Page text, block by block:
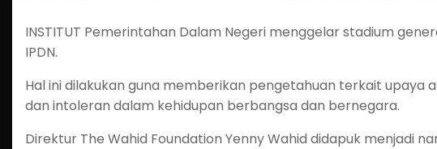
INSTITUT Pemerintahan Dalam Negeri menggelar stadium
IPDN.
Hal ini dilakukan guna memberikan pengetahuan terkait upaya
dan intoleran dalam kehidupan berbangsa dan bernegara.
Direktur The Wahid Foundation Yenny Wahid didapuk menjadi